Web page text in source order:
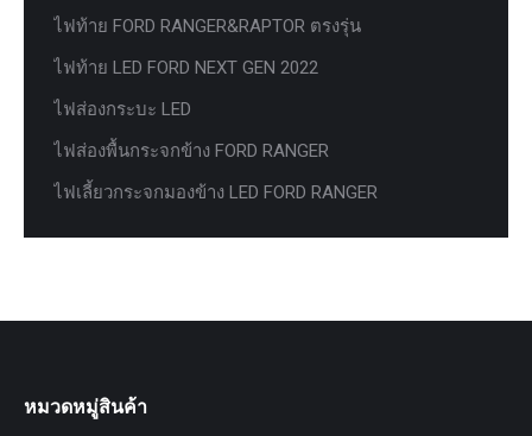
ไฟท้าย FORD RANGER&RAPTOR ตรงรุ่น
ไฟท้าย LED FORD NEXT GEN 2022
ไฟส่องกระบะ LED
ไฟส่องพื้นกระจกข้าง FORD RANGER
ไฟเลี้ยวกระจกมองข้าง LED FORD RANGER
หมวดหมู่สินค้า